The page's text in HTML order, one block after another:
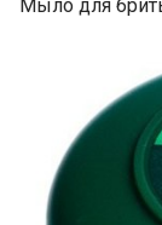
Мыло для